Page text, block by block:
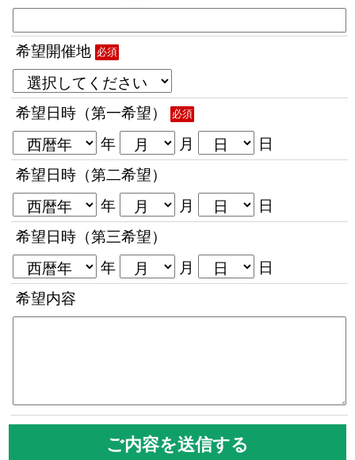
希望開催地 必須
希望日時（第一希望） 必須
年 月
日
希望日時（第二希望）
年
月
日
希望日時（第三希望）
年
月
日
希望内容